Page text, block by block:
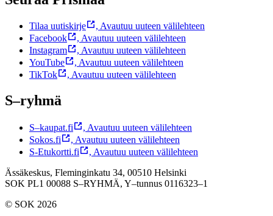
Tilaa uutiskirje , Avautuu uuteen välilehteen
Facebook
, Avautuu uuteen välilehteen
Instagram
, Avautuu uuteen välilehteen
YouTube
, Avautuu uuteen välilehteen
TikTok
, Avautuu uuteen välilehteen
S–ryhmä
S–kaupat.fi , Avautuu uuteen välilehteen
Sokos.fi
, Avautuu uuteen välilehteen
S-Etukortti.fi
, Avautuu uuteen välilehteen
Ässäkeskus, Fleminginkatu 34, 00510 Helsinki
SOK PL1 00088 S–RYHMÄ, Y–tunnus 0116323–1
© SOK 2026